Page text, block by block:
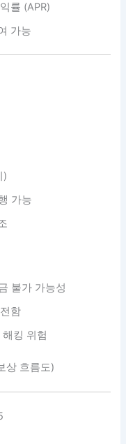
률 (APR)
가능
)
가능
불가 가능성
함
킹 위험
상 흐름도)